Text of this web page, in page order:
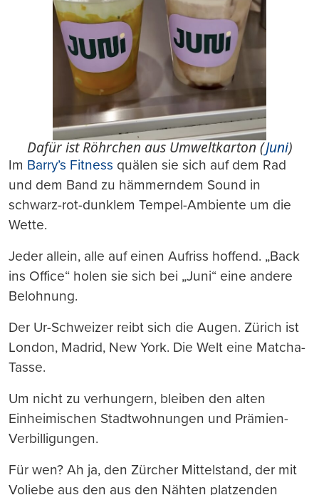
Dafür ist Röhrchen aus Umweltkarton (Juni)
Im Barry’s Fitness quälen sie sich auf dem Rad
und dem Band zu hämmerndem Sound in
schwarz-rot-dunklem Tempel-Ambiente um die
Wette.
Jeder allein, alle auf einen Aufriss hoffend. „Back
ins Office“ holen sie sich bei „Juni“ eine andere
Belohnung.
Der Ur-Schweizer reibt sich die Augen. Zürich ist
London, Madrid, New York. Die Welt eine Matcha-
Tasse.
Um nicht zu verhungern, bleiben den alten
Einheimischen Stadtwohnungen und Prämien-
Verbilligungen.
Für wen? Ah ja, den Zürcher Mittelstand, der mit
Voliebe aus den aus den Nähten platzenden